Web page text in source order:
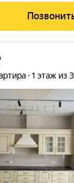
oтопление,
1 этаж из 3